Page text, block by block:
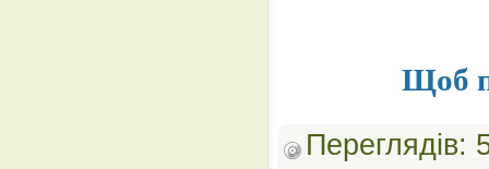
Щоб